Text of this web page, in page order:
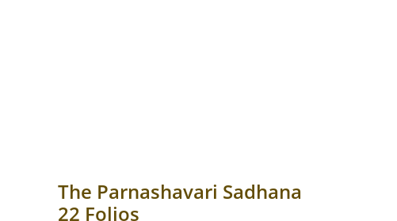
The Parnashavari Sadhana
22 Folios